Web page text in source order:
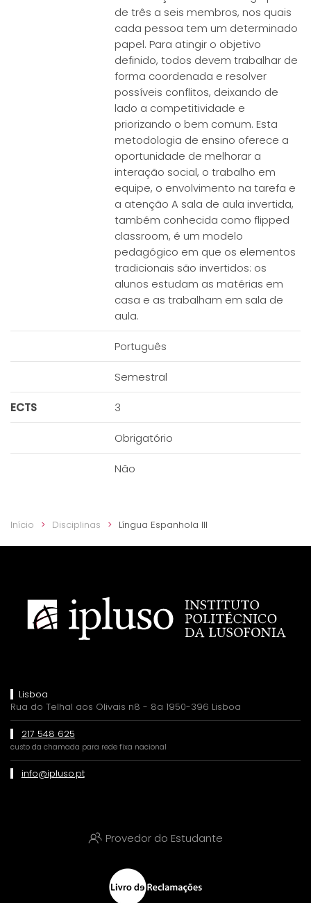
de três a seis membros, nos quais
cada pessoa tem um determinado
papel. Para atingir o objetivo
definido, todos devem trabalhar de
forma coordenada e resolver
possíveis conflitos, deixando de
lado a competitividade e
priorizando o bem comum. Esta
metodologia de ensino oferece a
oportunidade de melhorar a
interação social, o trabalho em
equipe, o envolvimento na tarefa e
a atenção A sala de aula invertida,
também conhecida como flipped
classroom, é um modelo
pedagógico em que os elementos
tradicionais são invertidos: os
alunos estudam as matérias em
casa e as trabalham em sala de
aula.
Português
Semestral
ECTS 3
Obrigatório
Não
Início Disciplinas Língua Espanhola III
Lisboa
Rua do Telhal aos Olivais n8 - 8a 1950-396 Lisboa
217 548 625
custo da chamada para rede fixa nacional
info@ipluso.pt
Provedor do Estudante